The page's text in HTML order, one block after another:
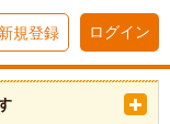
新規登録 ログイン